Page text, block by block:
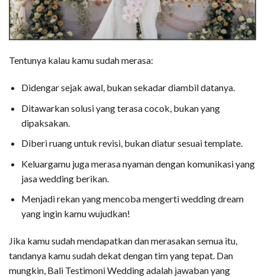
Tentunya kalau kamu sudah merasa:
Didengar sejak awal, bukan sekadar diambil datanya.
Ditawarkan solusi yang terasa cocok, bukan yang
dipaksakan.
Diberi ruang untuk revisi, bukan diatur sesuai template.
Keluargamu juga merasa nyaman dengan komunikasi yang
jasa wedding berikan.
Menjadi rekan yang mencoba mengerti wedding dream
yang ingin kamu wujudkan!
Jika kamu sudah mendapatkan dan merasakan semua itu,
tandanya kamu sudah dekat dengan tim yang tepat. Dan
mungkin, Bali Testimoni Wedding adalah jawaban yang